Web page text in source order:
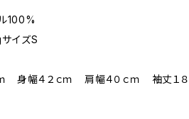
100%
イズS
身幅４２ｃｍ 肩幅４０ｃｍ 袖丈１８